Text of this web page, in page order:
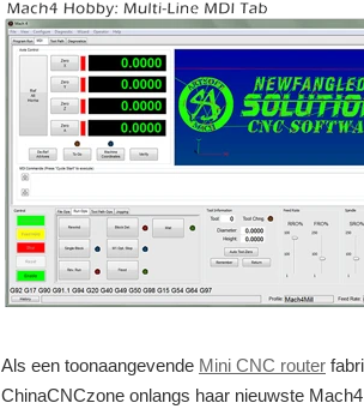
Als een toonaangevende Mini CNC router
ChinaCNCzone onlangs haar nieuwste Mach4